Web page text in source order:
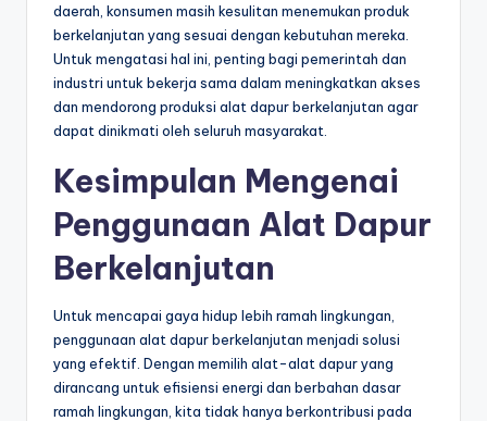
daerah, konsumen masih kesulitan menemukan produk
berkelanjutan yang sesuai dengan kebutuhan mereka.
Untuk mengatasi hal ini, penting bagi pemerintah dan
industri untuk bekerja sama dalam meningkatkan akses
dan mendorong produksi alat dapur berkelanjutan agar
dapat dinikmati oleh seluruh masyarakat.
Kesimpulan Mengenai
Penggunaan Alat Dapur
Berkelanjutan
Untuk mencapai gaya hidup lebih ramah lingkungan,
penggunaan alat dapur berkelanjutan menjadi solusi
yang efektif. Dengan memilih alat-alat dapur yang
dirancang untuk efisiensi energi dan berbahan dasar
ramah lingkungan, kita tidak hanya berkontribusi pada